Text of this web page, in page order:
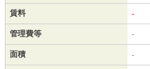
賃料 -
管理費等 -
面積 -